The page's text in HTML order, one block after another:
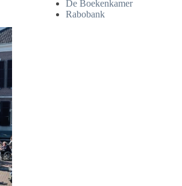
De Boekenkamer
Rabobank